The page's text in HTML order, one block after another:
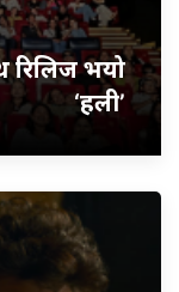
रिलिज भयो
‘हली’